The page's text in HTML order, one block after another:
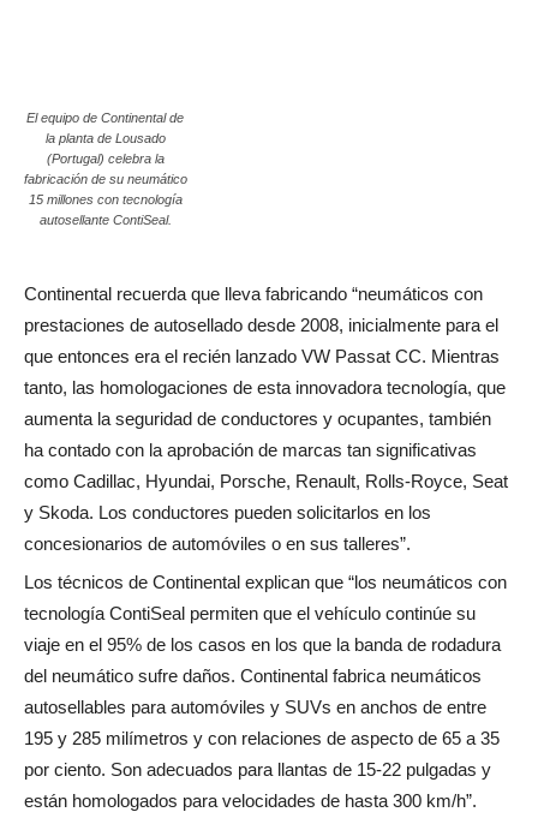
El equipo de Continental de
la planta de Lousado
(Portugal) celebra la
fabricación de su neumático
15 millones con tecnología
autosellante ContiSeal.
Continental recuerda que lleva fabricando “neumáticos con
prestaciones de autosellado desde 2008, inicialmente para el
que entonces era el recién lanzado VW Passat CC. Mientras
tanto, las homologaciones de esta innovadora tecnología, que
aumenta la seguridad de conductores y ocupantes, también
ha contado con la aprobación de marcas tan significativas
como Cadillac, Hyundai, Porsche, Renault, Rolls-Royce, Seat
y Skoda. Los conductores pueden solicitarlos en los
concesionarios de automóviles o en sus talleres”.
Los técnicos de Continental explican que “los neumáticos con
tecnología ContiSeal permiten que el vehículo continúe su
viaje en el 95% de los casos en los que la banda de rodadura
del neumático sufre daños. Continental fabrica neumáticos
autosellables para automóviles y SUVs en anchos de entre
195 y 285 milímetros y con relaciones de aspecto de 65 a 35
por ciento. Son adecuados para llantas de 15-22 pulgadas y
están homologados para velocidades de hasta 300 km/h”.